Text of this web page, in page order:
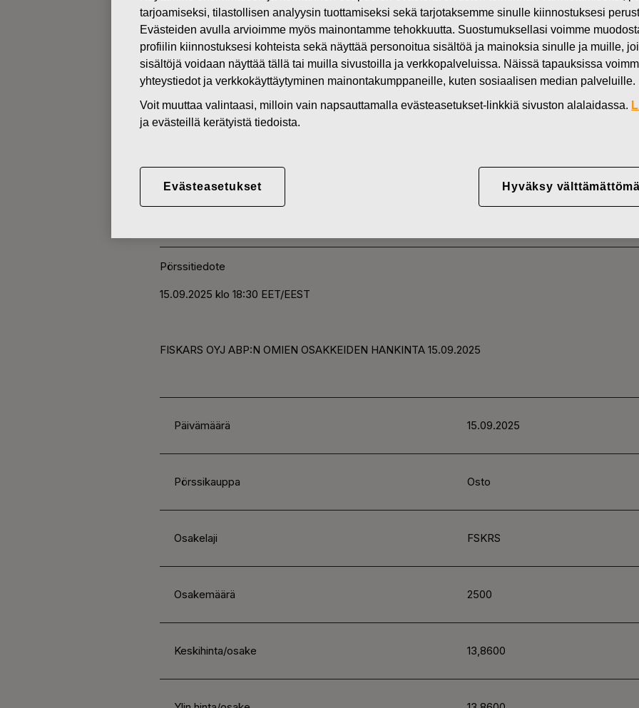
Uutiset
MUUTOKSET OMIEN OSAKKEIDEN OMISTUKSESSA
15.09.2025
FISKARS OYJ ABP:N OMIEN
Pörssitiedote
15.09.2025 klo 18:30 EET/EEST
FISKARS OYJ ABP:N OMIEN OSAKKEIDEN HANKINTA 15.09.2025
Päivämäärä 15.09.2025
Pörssikauppa Osto
Osakelaji FSKRS
Osakemäärä 2500
Keskihinta/osake 13,8600
tarjoamiseksi, tilastollisen analyysin tuottamiseksi sekä tarjotaksemme sinulle kiinnostuksesi
Evästeiden avulla arvioimme myös mainontamme tehokkuutta. Suostumuksellasi voimme
profiilin kiinnostuksesi kohteista sekä näyttää personoitua sisältöä ja mainoksia sinulle ja muille,
sisältöjä voidaan näyttää tällä tai muilla sivustoilla ja verkkopalveluissa. Näissä tapauksissa
yhteystiedot ja verkkokäyttäytyminen mainontakumppaneille, kuten sosiaalisen median palveluille.
Voit muuttaa valintaasi, milloin vain napsauttamalla evästeasetukset-linkkiä sivuston alalaidassa.
ja evästeillä kerätyistä tiedoista.
Evästeasetukset Hyväksy